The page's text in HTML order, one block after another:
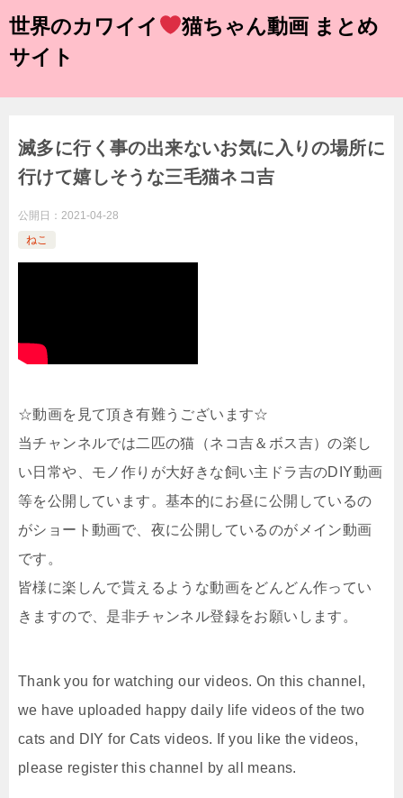
世界のカワイイ
猫ちゃん動画 まとめ
サイト
滅多に行く事の出来ないお気に入りの場所に
行けて嬉しそうな三毛猫ネコ吉
公開日： 2021-04-28
ねこ
☆動画を見て頂き有難うございます☆
当チャンネルでは二匹の猫（ネコ吉＆ボス吉）の楽し
い日常や、モノ作りが大好きな飼い主ドラ吉のDIY動画
等を公開しています。基本的にお昼に公開しているの
がショート動画で、夜に公開しているのがメイン動画
です。
皆様に楽しんで貰えるような動画をどんどん作ってい
きますので、是非チャンネル登録をお願いします。
Thank you for watching our videos. On this channel,
we have uploaded happy daily life videos of the two
cats and DIY for Cats videos. If you like the videos,
please register this channel by all means.